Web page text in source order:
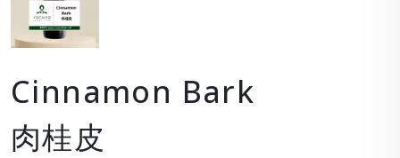
Cinnamon Bark
肉桂皮